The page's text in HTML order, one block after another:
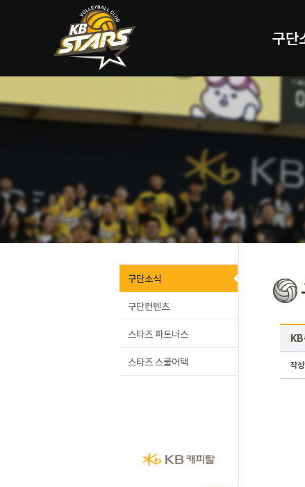
구단
구단소식
구단컨텐츠
스타즈 파트너스
스타즈 스쿨어택 작